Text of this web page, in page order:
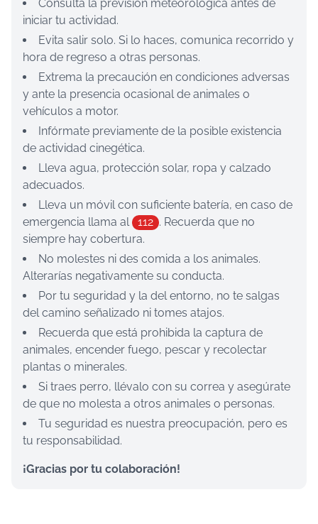
Consulta la previsión meteorológica antes de
iniciar tu actividad.
Evita salir solo. Si lo haces, comunica recorrido y
hora de regreso a otras personas.
Extrema la precaución en condiciones adversas
y ante la presencia ocasional de animales o
vehículos a motor.
Infórmate previamente de la posible existencia
de actividad cinegética.
Lleva agua, protección solar, ropa y calzado
adecuados.
Lleva un móvil con suficiente batería, en caso de
emergencia llama al 112 . Recuerda que no
siempre hay cobertura.
No molestes ni des comida a los animales.
Alterarías negativamente su conducta.
Por tu seguridad y la del entorno, no te salgas
del camino señalizado ni tomes atajos.
Recuerda que está prohibida la captura de
animales, encender fuego, pescar y recolectar
plantas o minerales.
Si traes perro, llévalo con su correa y asegúrate
de que no molesta a otros animales o personas.
Tu seguridad es nuestra preocupación, pero es
tu responsabilidad.
¡Gracias por tu colaboración!